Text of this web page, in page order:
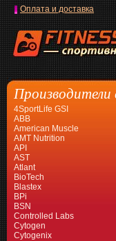
Оплата и доставка
4SportLife GSI
ABB
American Muscle
AMT Nutrition
API
AST
Atlant
BioTech
Blastex
BPi
BSN
Controlled Labs
Cytogen
Cytogenix